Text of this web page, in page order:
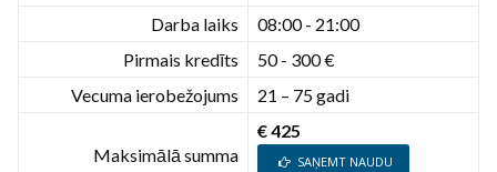
Darba laiks
08:00 - 21:00
Pirmais kredīts
50 - 300 €
Vecuma ierobežojums
21 – 75 gadi
Maksimālā summa
€ 425
SAŅEMT NAUDU